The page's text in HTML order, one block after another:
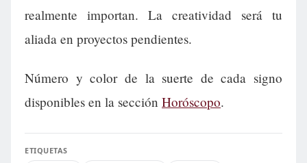
realmente importan. La creatividad será tu
aliada en proyectos pendientes.
Número y color de la suerte de cada signo
disponibles en la sección Horóscopo.
ETIQUETAS